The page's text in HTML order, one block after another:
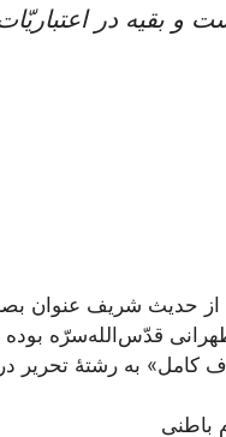
و بقیه در
از حدیث شریف عنوان
قدّس‌الله‌سرّه بوده
به رشتۀ تحریر
باطنی